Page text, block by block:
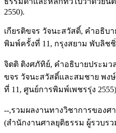
2550).
เกียรติขจร วัจนะสวัสดิ์, คำอธิบ
พิมพ์ครั้งที่ 11, กรุงสยาม พับลิชชิ่
จิตติ ติงศภัทิย์, คำอธิบายประม
ขจร วัจนะสวัสดิ์และสมชาย พ
ที่ 11, ศูนย์การพิมพ์เพชรรุ่ง
--,รวมผลงานทางวิชาการของศ
(สำนักงานศาลยุติธรรม ผู้รวบรว